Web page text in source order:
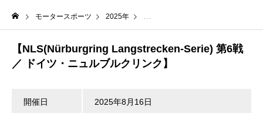
モータースポーツ 2025年 ニュルブルクリンク24時間レース /
【NLS(Nürburgring Langstrecken-Serie) 第6戦
／ ドイツ・ニュルブルクリンク】
開催日 2025年8月16日